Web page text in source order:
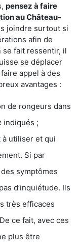
pensez à faire
au Château-
joindre surtout si
afin de
se fait ressentir, il
se déplacer
appel à des
avantages :
de rongeurs dans
indiqués ;
utiliser et qui
Si par
symptômes
d’inquiétude. Ils
très efficaces
ce fait, avec ces
plus être